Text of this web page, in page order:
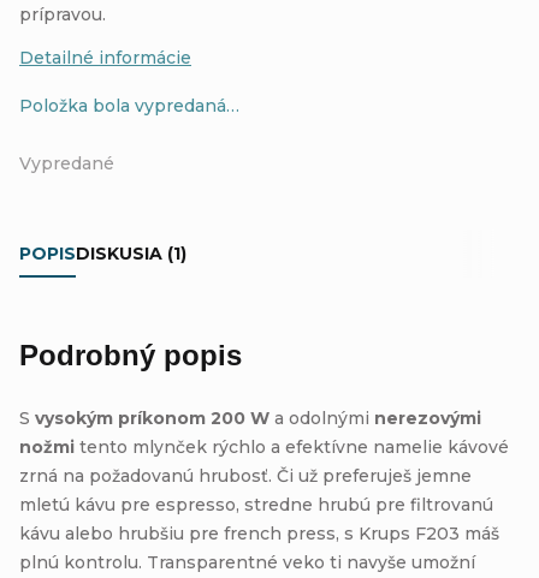
Vypredané
Položka bola vypredaná…
prípravou.
Detailné informácie
POPISDISKUSIA (1)
Podrobný popis
S vysokým príkonom 200 W a odolnými nerezovými
nožmi tento mlynček rýchlo a efektívne namelie kávové
zrná na požadovanú hrubosť. Či už preferuješ jemne
mletú kávu pre espresso, stredne hrubú pre filtrovanú
kávu alebo hrubšiu pre french press, s Krups F203 máš
plnú kontrolu. Transparentné veko ti navyše umožní